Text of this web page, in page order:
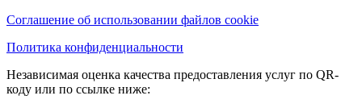
Соглашение об использовании файлов cookie
Политика конфиденциальности
Независимая оценка качества предоставления услуг по QR-
коду или по ссылке ниже: